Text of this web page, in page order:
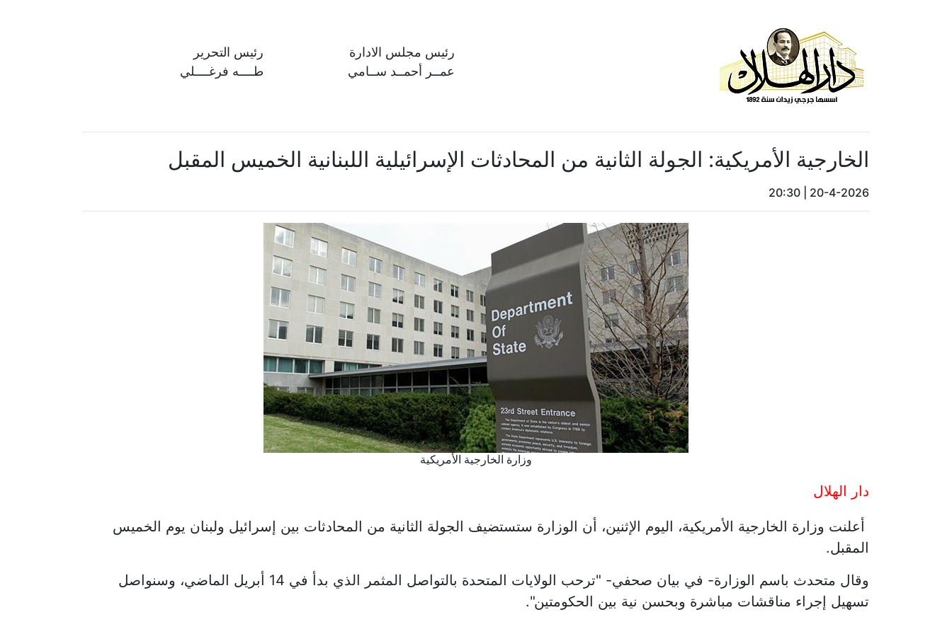
رئيس مجلس الادارة
عمــر أحمــد ســامي
رئيس التحرير
طــــه فرغــــلي
الخارجية الأمريكية: الجولة الثانية من المحادثات الإسرائيلية اللبنانية الخميس المقبل
20-4-2026
20:30
وزارة الخارجية الأمريكية
دار الهلال
أعلنت وزارة الخارجية الأمريكية، اليوم الإثنين، أن الوزارة ستستضيف الجولة الثانية من المحادثات بين إسرائيل ولبنان يوم الخميس
المقبل.
وقال متحدث باسم الوزارة- في بيان صحفي- "ترحب الولايات المتحدة بالتواصل المثمر الذي بدأ في 14 أبريل الماضي، وسنواصل
تسهيل إجراء مناقشات مباشرة وبحسن نية بين الحكومتين".